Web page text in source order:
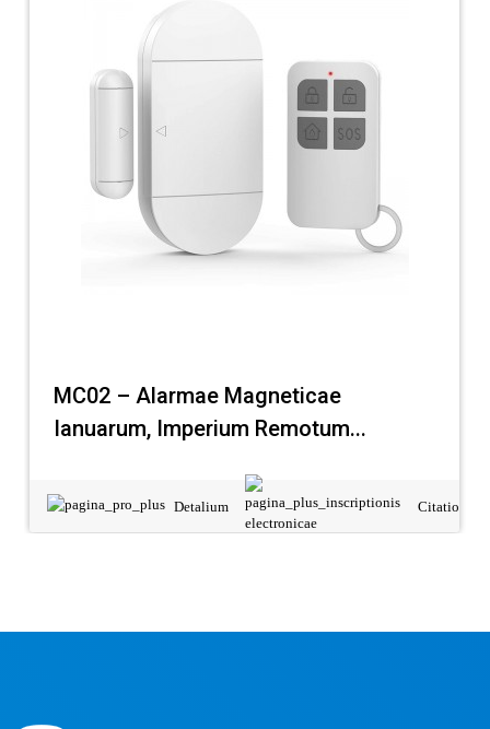
MC02 – Alarmae ​​Magneticae
Ianuarum, Imperium Remotum...
Detalium Citatio